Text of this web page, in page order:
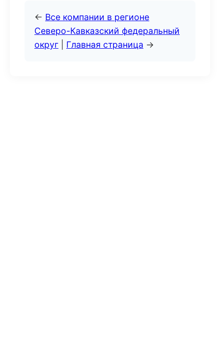
← Все компании в регионе
Северо-Кавказский федеральный
округ
Главная страница →